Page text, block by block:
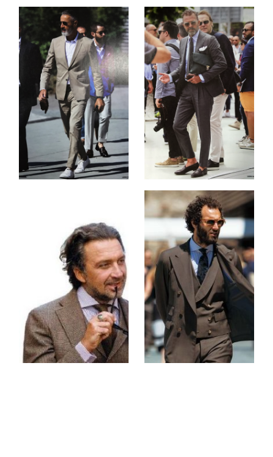
수납할 수 있는 모노그램 시가렛
케이스 31만원, 루이비통. 엠부쉬
│ 라이터 케이스 네크리
과 견고한 만듦새가 웬만한 백 못
지않게 호화로운데요. <레옹>이
엄선한 5가지 패션 브랜드의 목
에 거는 폰 케이스들을 소개합니
다. 베르사체 │ 트리뷰트 레더
아이폰 X 케이스 부드러운 카프
스킨에 황금빛 메두사 메달 장식
을 더한 아이폰 X 케이스 가격미
정, 베르사체. 알릭스 │ 폰 버클
케이스 음각 로�